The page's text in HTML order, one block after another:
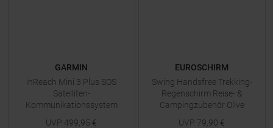
GARMIN
inReach Mini 3 Plus SOS
Satelliten-
Kommunikationssystem
UVP 499,95 €
EUROSCHIRM
Swing Handsfree Trekking-
Regenschirm Reise- &
Campingzubehör Olive
UVP 79,90 €